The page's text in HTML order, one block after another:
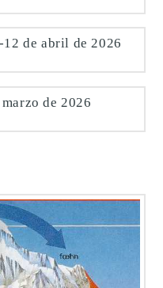
de abril de 2026
de 2026